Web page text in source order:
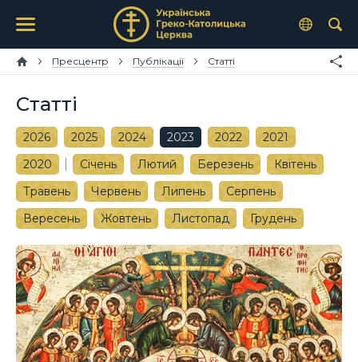
Пресцентр Публікації Статті
Статті
2026 2025 2024 2023 2022
2021
2020
Січень Лютий Березень
Квітень
Травень
Червень Липень
Серпень
Вересень
Жовтень Листопад Грудень